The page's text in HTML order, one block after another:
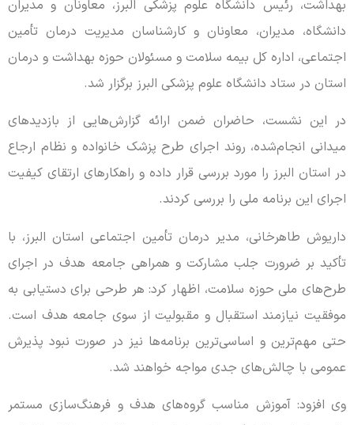
بهداشت، رئیس دانشگاه علوم پزشکی البرز، معاونان و مدیران
دانشگاه، مدیران، معاونان و کارشناسان مدیریت درمان تأمین
اجتماعی، اداره کل بیمه سلامت و مسئولان حوزه بهداشت و درمان
استان در ستاد دانشگاه علوم پزشکی البرز برگزار شد.
در این نشست، حاضران ضمن ارائه گزارش‌هایی از بازدیدهای
میدانی انجام‌شده، روند اجرای طرح پزشک خانواده و نظام ارجاع
در استان البرز را مورد بررسی قرار داده و راهکارهای ارتقای کیفیت
اجرای این برنامه ملی را بررسی کردند.
داریوش طاهرخانی، مدیر درمان تأمین اجتماعی استان البرز، با
تأکید بر ضرورت جلب مشارکت و همراهی جامعه هدف در اجرای
طرح‌های ملی حوزه سلامت، اظهار کرد: هر طرحی برای دستیابی به
موفقیت نیازمند استقبال و مقبولیت از سوی جامعه هدف است.
حتی مهم‌ترین و اساسی‌ترین برنامه‌ها نیز در صورت نبود پذیرش
عمومی با چالش‌های جدی مواجه خواهند شد.
وی افزود: آموزش مناسب گروه‌های هدف و فرهنگ‌سازی مستمر